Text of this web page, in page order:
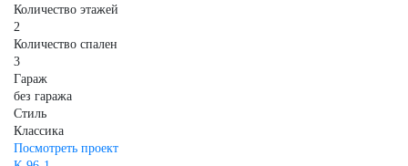
Количество этажей
2
Количество спален
3
Гараж
без гаража
Стиль
Классика
Посмотреть проект